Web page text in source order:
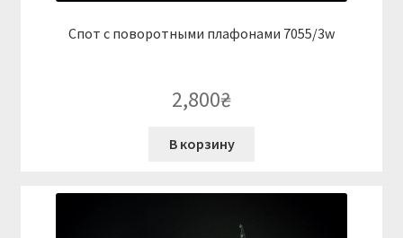
Спот с поворотными плафонами 7055/3w
2,800₴
В корзину